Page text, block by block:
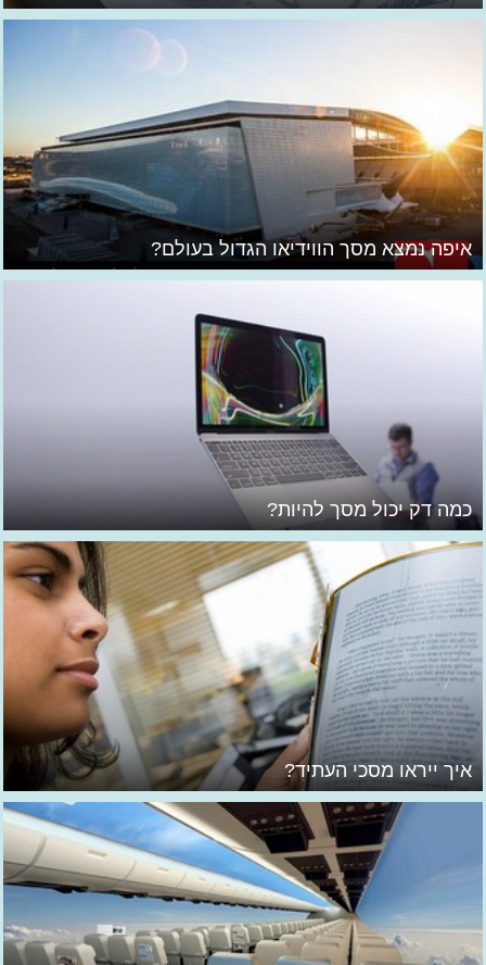
איפה נמצא מסך הווידיאו הגדול בעולם?
כמה דק יכול מסך להיות?
איך ייראו מסכי העתיד?